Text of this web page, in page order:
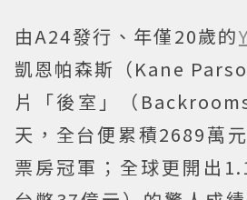
由A24發行、年僅20歲的
凱恩帕森斯（Kane
片「後室」（
天，全台便累積2689萬
票房冠軍；全球更開出